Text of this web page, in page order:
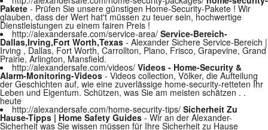
Pakete - Prüfen Sie unsere günstigen Home-Security-Pakete ! Wir
glauben, dass der Wert hat't müssen zu teuer sein, hochwertige
Dienstleistungen zu einem fairen Preis !
http://alexandersafe.com/service-area/ Service-Bereich-
Dallas,Irving,Fort Worth,Texas - Alexander Sichere Service-Bereich |
Irving , Dallas, Fort Worth, Carrollton, Plano, Frisco, Grapevine, Grand
Prairie, Arlington, Mansfield.
http://alexandersafe.com/videos/ Videos - Home-Security &
Alarm-Monitoring-Videos - Videos collection, Völker, die Aufteilung
der Geschichten auf, wie eine zuverlässige home-security-retteten Ihr
Leben und Eigentum. Schützen, was Sie am meisten schätzen . .
heute
http://alexandersafe.com/home-security-tips/ Sicherheit Zu
Hause-Tipps | Home Safety Guides - Wir an der Alexander-
Sicherheit was Sie wissen müssen für Ihre Sicherheit zu Hause